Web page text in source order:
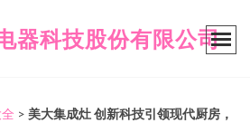
器科技股份有限公司
> 美大集成灶 创新科技引领现代厨房，